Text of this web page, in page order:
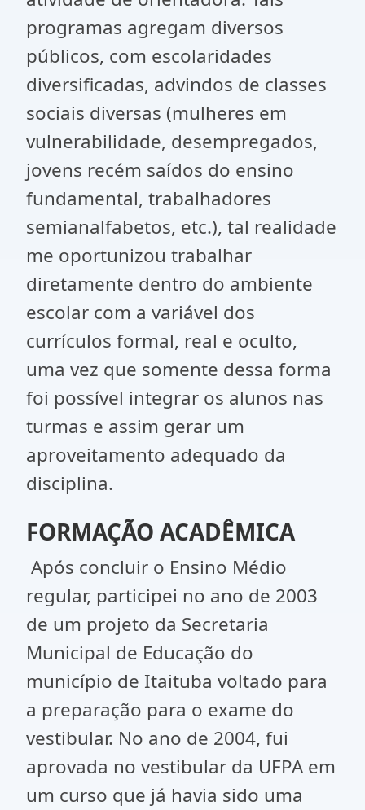
programas agregam diversos
públicos, com escolaridades
diversificadas, advindos de classes
sociais diversas (mulheres em
vulnerabilidade, desempregados,
jovens recém saídos do ensino
fundamental, trabalhadores
semianalfabetos, etc.), tal realidade
me oportunizou trabalhar
diretamente dentro do ambiente
escolar com a variável dos
currículos formal, real e oculto,
uma vez que somente dessa forma
foi possível integrar os alunos nas
turmas e assim gerar um
aproveitamento adequado da
disciplina.
FORMAÇÃO ACADÊMICA
Após concluir o Ensino Médio
regular, participei no ano de 2003
de um projeto da Secretaria
Municipal de Educação do
município de Itaituba voltado para
a preparação para o exame do
vestibular. No ano de 2004, fui
aprovada no vestibular da UFPA em
um curso que já havia sido uma